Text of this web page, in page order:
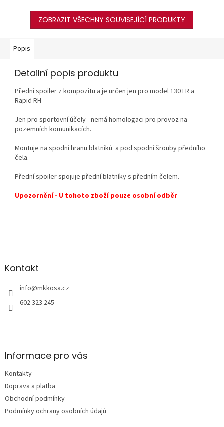
ZOBRAZIT VŠECHNY SOUVISEJÍCÍ PRODUKTY
Popis
Detailní popis produktu
Přední spoiler z kompozitu a je určen jen pro model 130 LR a
Rapid RH
Jen pro sportovní účely - nemá homologaci pro provoz na
pozemních komunikacích.
Montuje na spodní hranu blatníků a pod spodní šrouby předního
čela.
Přední spoiler spojuje přední blatníky s předním čelem.
Upozornění - U tohoto zboží pouze osobní odběr
Z
aKontakt
info@mkkosa.cz
602 323 245
Informace pro vás
Kontakty
Doprava a platba
Obchodní podmínky
Podmínky ochrany osobních údajů